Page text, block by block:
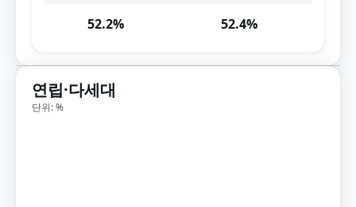
52.2% 52.4%
연립·다세대
단위: %